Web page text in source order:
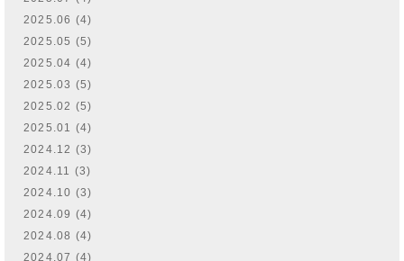
2025.06 (4)
2025.05 (5)
2025.04 (4)
2025.03 (5)
2025.02 (5)
2025.01 (4)
2024.12 (3)
2024.11 (3)
2024.10 (3)
2024.09 (4)
2024.08 (4)
2024.07 (4)